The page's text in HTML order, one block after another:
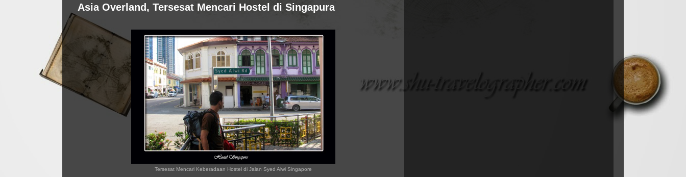
Asia Overland, Tersesat Mencari Hostel di Singapura
Tersesat Mencari Keberadaan Hostel di Jalan Syed Alwi Singapore